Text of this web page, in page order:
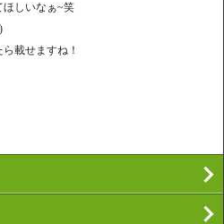
ほしいなぁ~笑
載せますね！